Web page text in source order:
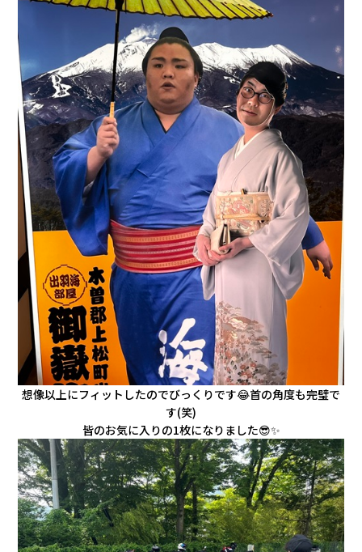
想像以上にフィットしたのでびっくりです😂首の角度も完璧で
す(笑)
皆のお気に入りの1枚になりました😎✨